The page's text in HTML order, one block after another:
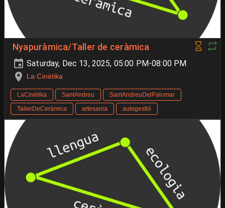
Nyapuràmica/Taller de ceràmica
Saturday, Dec 13, 2025, 05:00 PM-08:00 PM
La Cinètika
LaCinètika SantAndreu
SantAndreuDelPalomar
TallerDeCeràmica
artesania autogestió